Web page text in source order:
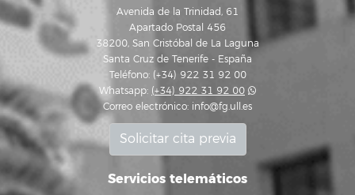
Avenida de la Trinidad, 61
Apartado Postal 456
38200, San Cristóbal de La Laguna
Santa Cruz de Tenerife - España
Teléfono: (+34) 922 31 92 00
Whatsapp: (+34) 922 31 92 00
Correo electrónico: info@fg.ull.es
Solicitar cita previa
Servicios telemáticos